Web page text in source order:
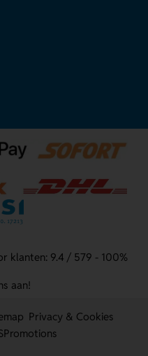
klanten: 9.4 / 579 - 100%
aan!
Privacy & Cookies